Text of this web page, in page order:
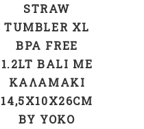
STRAW
TUMBLER XL
BPA FREE
1.2LT BALI ΜΕ
ΚΑΛΑΜΆΚΙ
14,5X10X26CM
BY YOKO